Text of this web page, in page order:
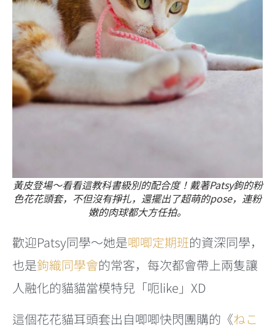
黃皮登場～看看這教科書級別的配合度！戴著Patsy鉤的粉
色花花頭套，不但沒有掙扎，還擺出了超萌的pose，連粉
嫩的肉球都大方任拍。
歡迎Patsy同學～她是唧唧定期班的資深同學，
也是鉤織同學會的常客，每次都會帶上兩隻讓
人融化的貓貓當模特兒「呃like」XD
這個花花貓耳頭套出自唧唧快閃團購的《ねこ